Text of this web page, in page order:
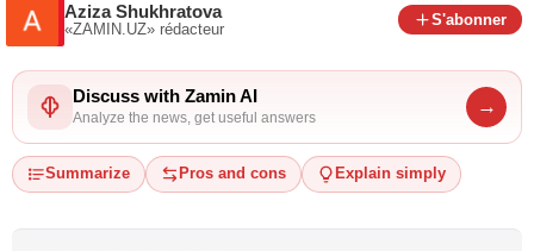
Aziza Shukhratova
«ZAMIN.UZ» rédacteur
S'abonner
Discuss with Zamin AI
Analyze the news, get useful answers
→
Summarize Pros and cons Explain simply